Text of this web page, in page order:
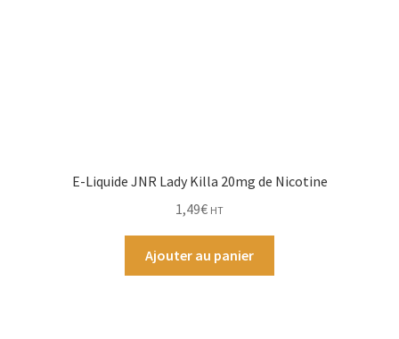
E-Liquide JNR Lady Killa 20mg de Nicotine
1,49€ HT
Ajouter au panier